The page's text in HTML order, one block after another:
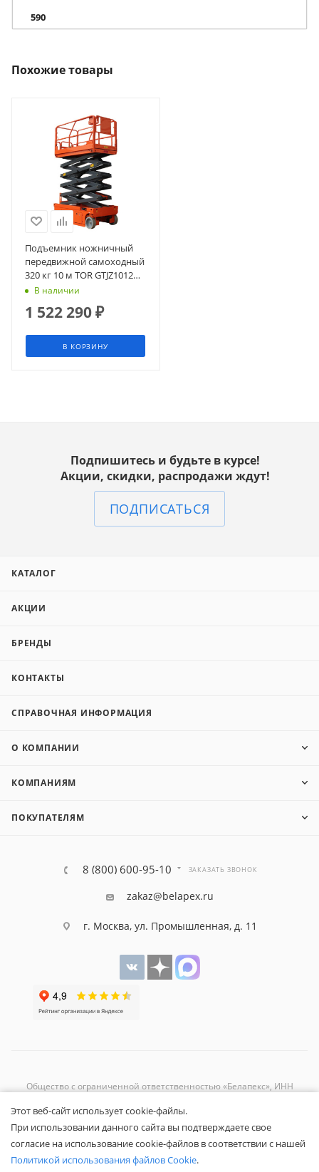
590
Похожие товары
Подъемник ножничный
передвижной самоходный
320 кг 10 м TOR GTJZ1012
(автономный) (Y)
В наличии
1 522 290₽
В КОРЗИНУ
Подпишитесь и будьте в курсе!
Акции, скидки, распродажи ждут!
ПОДПИСАТЬСЯ
КАТАЛОГ
АКЦИИ
БРЕНДЫ
КОНТАКТЫ
СПРАВОЧНАЯ ИНФОРМАЦИЯ
О КОМПАНИИ
КОМПАНИЯМ
ПОКУПАТЕЛЯМ
8 (800) 600-95-10 ЗАКАЗАТЬ ЗВОНОК
zakaz@belapex.ru
г. Москва, ул. Промышленная, д. 11
Общество с ограниченной ответственностью «Белапекс», ИНН
Обращаем ваше внимание, что вся представленная на сайте
информация носит исключительно информационный характер и не
является публичной офертой.
Вы принимаете условияполитики
Этот веб-сайт использует cookie-файлы.
При использовании данного сайта вы подтверждаете свое
согласие на использование cookie-файлов в соответствии с нашей
Политикой использования файлов Cookie.